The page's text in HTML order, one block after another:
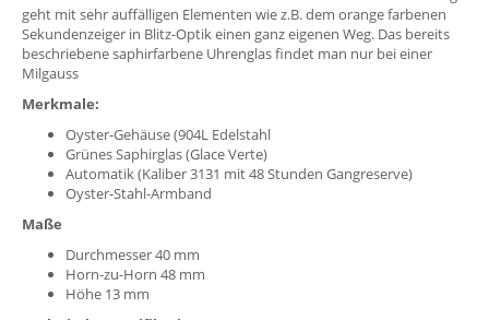
geht mit sehr auffälligen Elementen wie z.B. dem orange farbenen
Sekundenzeiger in Blitz-Optik einen ganz eigenen Weg. Das bereits
beschriebene saphirfarbene Uhrenglas findet man nur bei einer
Milgauss
Merkmale:
Oyster-Gehäuse (904L Edelstahl
Grünes Saphirglas (Glace Verte)
Automatik (Kaliber 3131 mit 48 Stunden Gangreserve)
Oyster-Stahl-Armband
Maße
Durchmesser 40 mm
Horn-zu-Horn 48 mm
Höhe 13 mm